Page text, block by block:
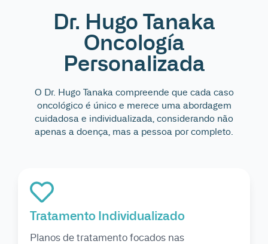
Dr. Hugo Tanaka
Oncología
Personalizada
O Dr. Hugo Tanaka compreende que cada caso
oncológico é único e merece uma abordagem
cuidadosa e individualizada, considerando não
apenas a doença, mas a pessoa por completo.
Tratamento Individualizado
Planos de tratamento focados nas